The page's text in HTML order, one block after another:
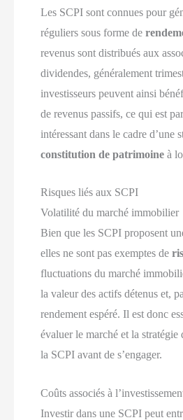
Les SCPI sont connues pour
réguliers sous forme de
revenus sont distribués aux
dividendes, généralement
investisseurs peuvent ainsi
de revenus passifs, ce qui est
intéressant dans le cadre d’une
constitution de patrimoine à
Risques liés aux SCPI
Volatilité du marché immobilier
Bien que les SCPI proposent
elles ne sont pas exemptes de
fluctuations du marché
la valeur des actifs détenus et,
rendement espéré. Il est donc
évaluer le marché et la stratégie
la SCPI avant de s’engager.
Coûts associés à
Investir dans une SCPI peut